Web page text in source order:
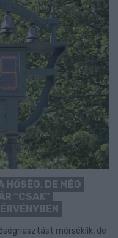
DE MÉG
“CSAK”
mérséklik, de